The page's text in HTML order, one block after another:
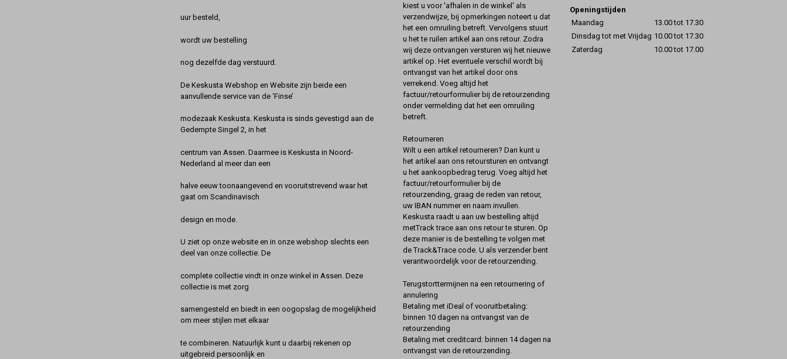
uur besteld,
wordt uw bestelling
nog dezelfde dag verstuurd.
De Keskusta Webshop en Website zijn beide een
aanvullende service van de ‘Finse’
modezaak Keskusta. Keskusta is sinds gevestigd aan de
Gedempte Singel 2, in het
centrum van Assen. Daarmee is Keskusta in Noord-
Nederland al meer dan een
halve eeuw toonaangevend en vooruitstrevend waar het
gaat om Scandinavisch
design en mode.
U ziet op onze website en in onze webshop slechts een
deel van onze collectie. De
complete collectie vindt in onze winkel in Assen. Deze
collectie is met zorg
samengesteld en biedt in een oogopslag de mogelijkheid
om meer stijlen met elkaar
te combineren. Natuurlijk kunt u daarbij rekenen op
uitgebreid persoonlijk en
kiest u voor 'afhalen in de winkel' als
verzendwijze, bij opmerkingen noteert u dat
het een omruiling betreft. Vervolgens stuurt
u het te ruilen artikel aan ons retour. Zodra
wij deze ontvangen versturen wij het nieuwe
artikel op. Het eventuele verschil wordt bij
ontvangst van het artikel door ons
verrekend. Voeg altijd het
factuur/retourformulier bij de retourzending
onder vermelding dat het een omruiling
betreft.
Retourneren
Wilt u een artikel retourneren? Dan kunt u
het artikel aan ons retoursturen en ontvangt
u het aankoopbedrag terug. Voeg altijd het
factuur/retourformulier bij de
retourzending, graag de reden van retour,
uw IBAN nummer en naam invullen.
Keskusta raadt u aan uw bestelling altijd
metTrack trace aan ons retour te sturen. Op
deze manier is de bestelling te volgen met
de Track&Trace code. U als verzender bent
verantwoordelijk voor de retourzending.
Terugstorttermijnen na een retournering of
annulering
Betaling met iDeal of vooruitbetaling:
binnen 10 dagen na ontvangst van de
retourzending
Betaling met creditcard: binnen 14 dagen na
ontvangst van de retourzending.
Openingstijden
Maandag
13.00 tot 17.30
Dinsdag tot met Vrijdag 10.00 tot 17.30
Zaterdag
10.00 tot 17.00